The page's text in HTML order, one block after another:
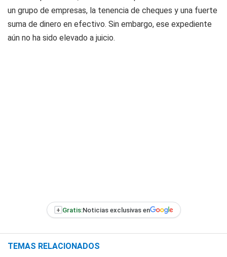
un grupo de empresas, la tenencia de cheques y una fuerte
suma de dinero en efectivo. Sin embargo, ese expediente
aún no ha sido elevado a juicio.
+ Gratis:Noticias exclusivas en
TEMAS RELACIONADOS